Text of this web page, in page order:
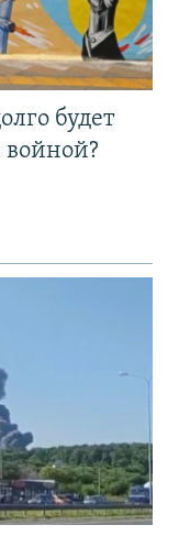
будет